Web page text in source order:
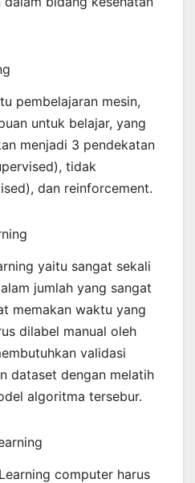
pembelajaran mesin,
untuk belajar, yang
menjadi 3 pendekatan
tidak
dan reinforcement.
yaitu sangat sekali
jumlah yang sangat
memakan waktu yang
dilabel manual oleh
validasi
dataset dengan melatih
algoritma tersebur.
computer harus